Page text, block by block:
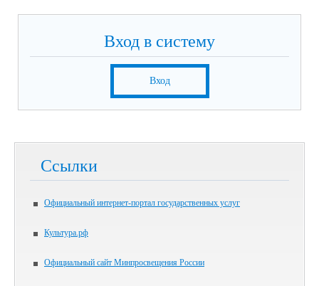
Вход в систему
Вход
Ссылки
Официальный интернет-портал государственных услуг
Культура.рф
Официальный сайт Минпросвещения России